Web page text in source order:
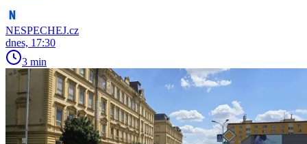
NESPECHEJ.cz
dnes, 17:30
3 min